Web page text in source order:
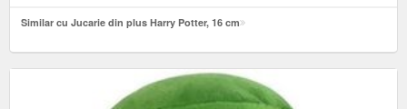
Similar cu Jucarie din plus Harry Potter, 16 cm